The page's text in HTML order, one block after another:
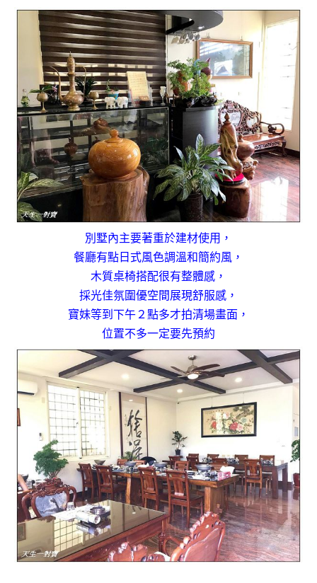
別墅內主要著重於建材使用，
餐廳有點日式風色調溫和簡約風，
木質桌椅搭配很有整體感，
採光佳氛圍優空間展現舒服感，
寶妹等到下午２點多才拍清場畫面，
位置不多一定要先預約